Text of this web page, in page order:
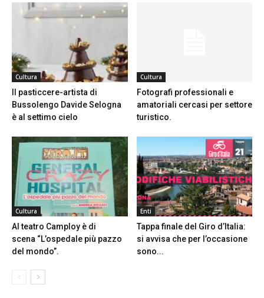
Cultura
Il pasticcere-artista di
Bussolengo Davide Selogna
è al settimo cielo
Cultura
Fotografi professionali e
amatoriali cercasi per settore
turistico.
Cultura
Al teatro Camploy è di
scena “L’ospedale più pazzo
del mondo”.
Enti
Tappa finale del Giro d’Italia:
si avvisa che per l’occasione
sono...